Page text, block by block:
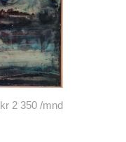
kr2 350/mnd